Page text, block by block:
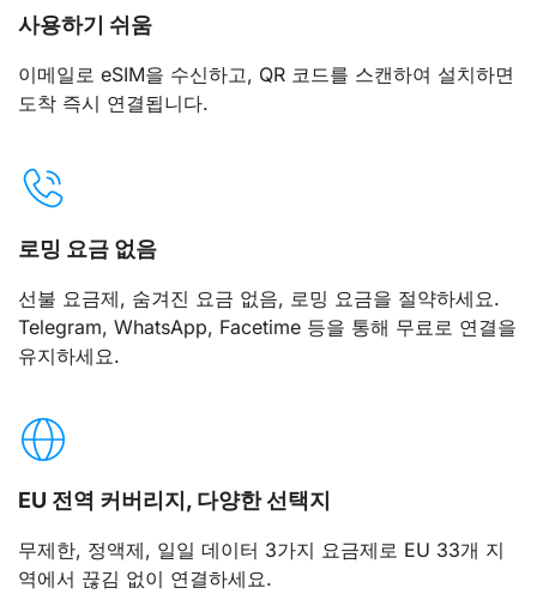
Elisa Finland, DNA Finland, Telia Finland
프랑스 (France)
O2 Germany, T-Mobile Germany, Vodafone Germany
그리스 (Greece)
Wind Greece, Cosmote Greece, Vodafone Greece
Telenor Hungary, T-Mobile Hungary, Vodafone Hungary
사용하기 쉬움
이메일로 eSIM을 수신하고, QR 코드를 스캔하여 설치하면
도착 즉시 연결됩니다.
로밍 요금 없음
선불 요금제, 숨겨진 요금 없음, 로밍 요금을 절약하세요.
Telegram, WhatsApp, Facetime 등을 통해 무료로 연결을
유지하세요.
EU 전역 커버리지, 다양한 선택지
무제한, 정액제, 일일 데이터 3가지 요금제로 EU 33개 지
역에서 끊김 없이 연결하세요.